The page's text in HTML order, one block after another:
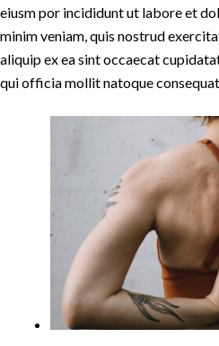
eiusm por incididunt ut labore et
minim veniam, quis nostrud
aliquip ex ea sint occaecat
qui officia mollit natoque